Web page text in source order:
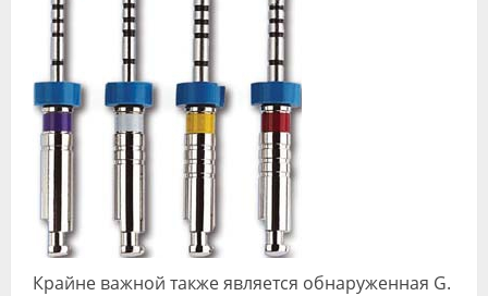
Крайне важной также является обнаруженная G.